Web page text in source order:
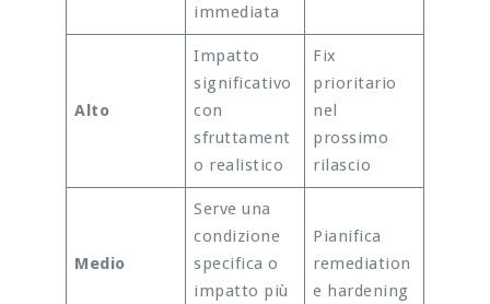
immediata
Alto
Impatto
significativo
con
sfruttament
o realistico
Fix
prioritario
nel
prossimo
rilascio
Medio
Serve una
condizione
specifica o
impatto più
Pianifica
remediation
e hardening